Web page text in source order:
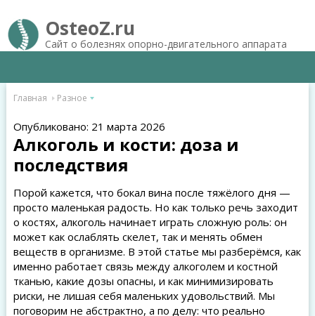
OsteoZ.ru
Сайт о болезнях опорно-двигательного аппарата
Главная Разное
Опубликовано: 21 марта 2026
Алкоголь и кости: доза и
последствия
Порой кажется, что бокал вина после тяжёлого дня —
просто маленькая радость. Но как только речь заходит
о костях, алкоголь начинает играть сложную роль: он
может как ослаблять скелет, так и менять обмен
веществ в организме. В этой статье мы разберёмся, как
именно работает связь между алкоголем и костной
тканью, какие дозы опасны, и как минимизировать
риски, не лишая себя маленьких удовольствий. Мы
поговорим не абстрактно, а по делу: что реально